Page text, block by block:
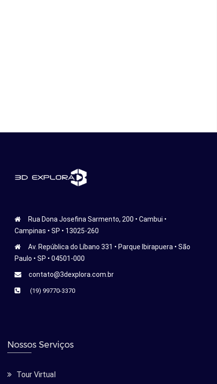
Rua Dona Josefina Sarmento, 200 • Cambui •
Campinas • SP • 13025-260
Av. República do Líbano 331 • Parque Ibirapuera • São
Paulo • SP • 04501-000
contato@3dexplora.com.br
(19) 99770-3370
Nossos Serviços
Tour Virtual